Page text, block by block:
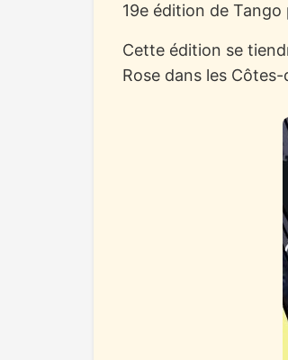
19e édition de
Cette édition se
Rose dans les Côtes-